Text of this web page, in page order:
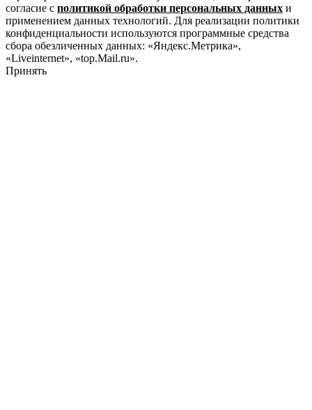
согласие с политикой обработки персональных данных и
применением данных технологий. Для реализации политики
конфиденциальности используются программные средства
сбора обезличенных данных: «Яндекс.Метрика»,
«Liveinternet», «top.Mail.ru».
Принять